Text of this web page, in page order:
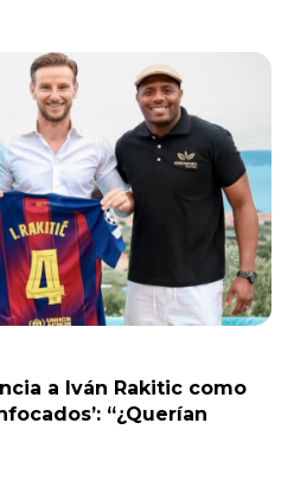
a Iván Rakitic como
“¿Querían